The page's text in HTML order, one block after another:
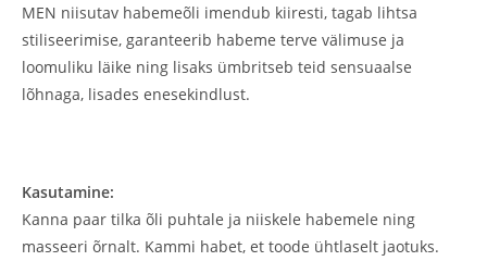
MEN niisutav habemeõli imendub kiiresti, tagab lihtsa
stiliseerimise, garanteerib habeme terve välimuse ja
loomuliku läike ning lisaks ümbritseb teid sensuaalse
lõhnaga, lisades enesekindlust.
Kasutamine:
Kanna paar tilka õli puhtale ja niiskele habemele ning
masseeri õrnalt. Kammi habet, et toode ühtlaselt jaotuks.